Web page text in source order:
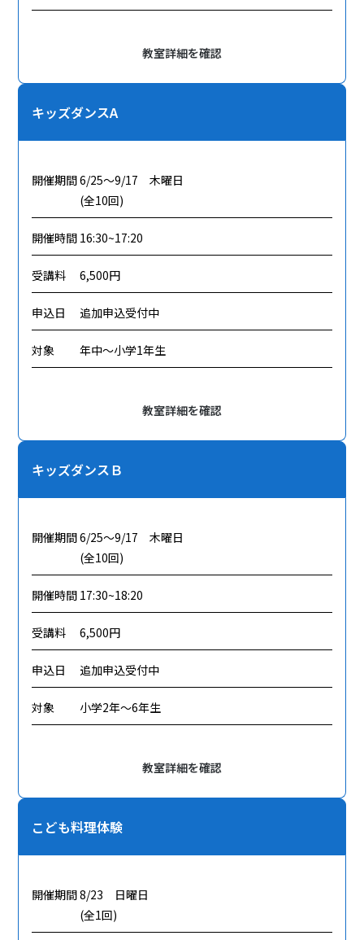
教室詳細を確認
キッズダンスA
開催期間6/25～9/17 木曜日
(全10回)
開催時間 16:30~17:20
受講料 6,500円
申込日 追加申込受付中
対象 年中～小学1年生
教室詳細を確認
キッズダンスＢ
開催期間6/25～9/17 木曜日
(全10回)
開催時間 17:30~18:20
受講料 6,500円
申込日 追加申込受付中
対象 小学2年～6年生
教室詳細を確認
こども料理体験
開催期間8/23 日曜日
(全1回)